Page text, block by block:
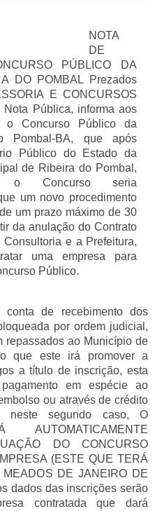
NOTA
DE
PÚBLICO DA
DO POMBAL Prezados
E CONCURSOS
Nota Pública, informa aos
o Concurso Público da
Pombal-BA, que após
Público do Estado da
de Ribeira do Pombal,
o Concurso seria
um novo procedimento
um prazo máximo de 30
da anulação do Contrato
e a Prefeitura,
uma empresa para
Público.
de recebimento dos
por ordem judicial,
repassados ao Município de
que este irá promover a
a título de inscrição, esta
em espécie ao
ou através de crédito
neste segundo caso, O
AUTOMATICAMENTE
DO CONCURSO
(ESTE QUE TERÁ
DE JANEIRO DE
dados das inscrições serão
contratada que dará